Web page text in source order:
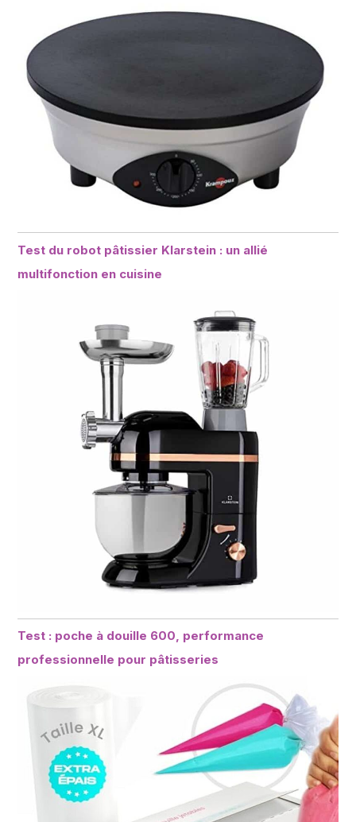
Test du robot pâtissier Klarstein : un allié
multifonction en cuisine
Test : poche à douille 600, performance
professionnelle pour pâtisseries